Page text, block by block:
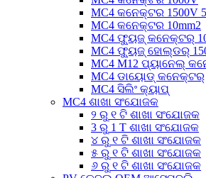
MC4 କନେକ୍ଟର 1500V
MC4 କନେକ୍ଟର 10mm2
MC4 ଫ୍ୟୁଜ୍ କନେକ୍ଟର୍
MC4 ଫ୍ୟୁଜ୍ ହୋଲ୍ଡର୍
MC4 M12 ପ୍ୟାନେଲ୍
MC4 ଡାୟୋଡ୍ କନେକ୍ଟର୍
MC4 ସିଲିଂ କ୍ୟାପ୍
MC4 ଶାଖା ସଂଯୋଜକ
୨ ରୁ ୧ ଟି ଶାଖା ସଂଯୋଜକ
3 ରୁ 1 T ଶାଖା ସଂଯୋଜକ
୪ ରୁ ୧ ଟି ଶାଖା ସଂଯୋଜକ
୫ ରୁ ୧ ଟି ଶାଖା ସଂଯୋଜକ
୬ ରୁ ୧ ଟି ଶାଖା ସଂଯୋଜକ